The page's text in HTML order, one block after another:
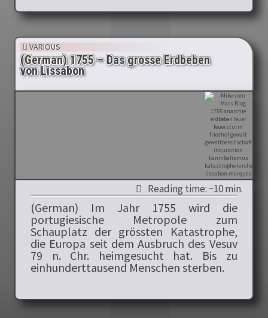
VARIOUS
(German) 1755 – Das grosse Erdbeben
von Lissabon
Reading time: ~10 min.
(German) Im Jahr 1755 wird die
portugiesische Metropole zum
Schauplatz der grössten Katastrophe,
die Europa seit dem Ausbruch des Vesuv
79 n. Chr. heimgesucht hat. Bis zu
einhunderttausend Menschen sterben.